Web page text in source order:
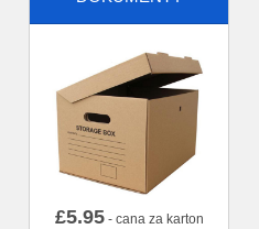
£5.95- cana za karton